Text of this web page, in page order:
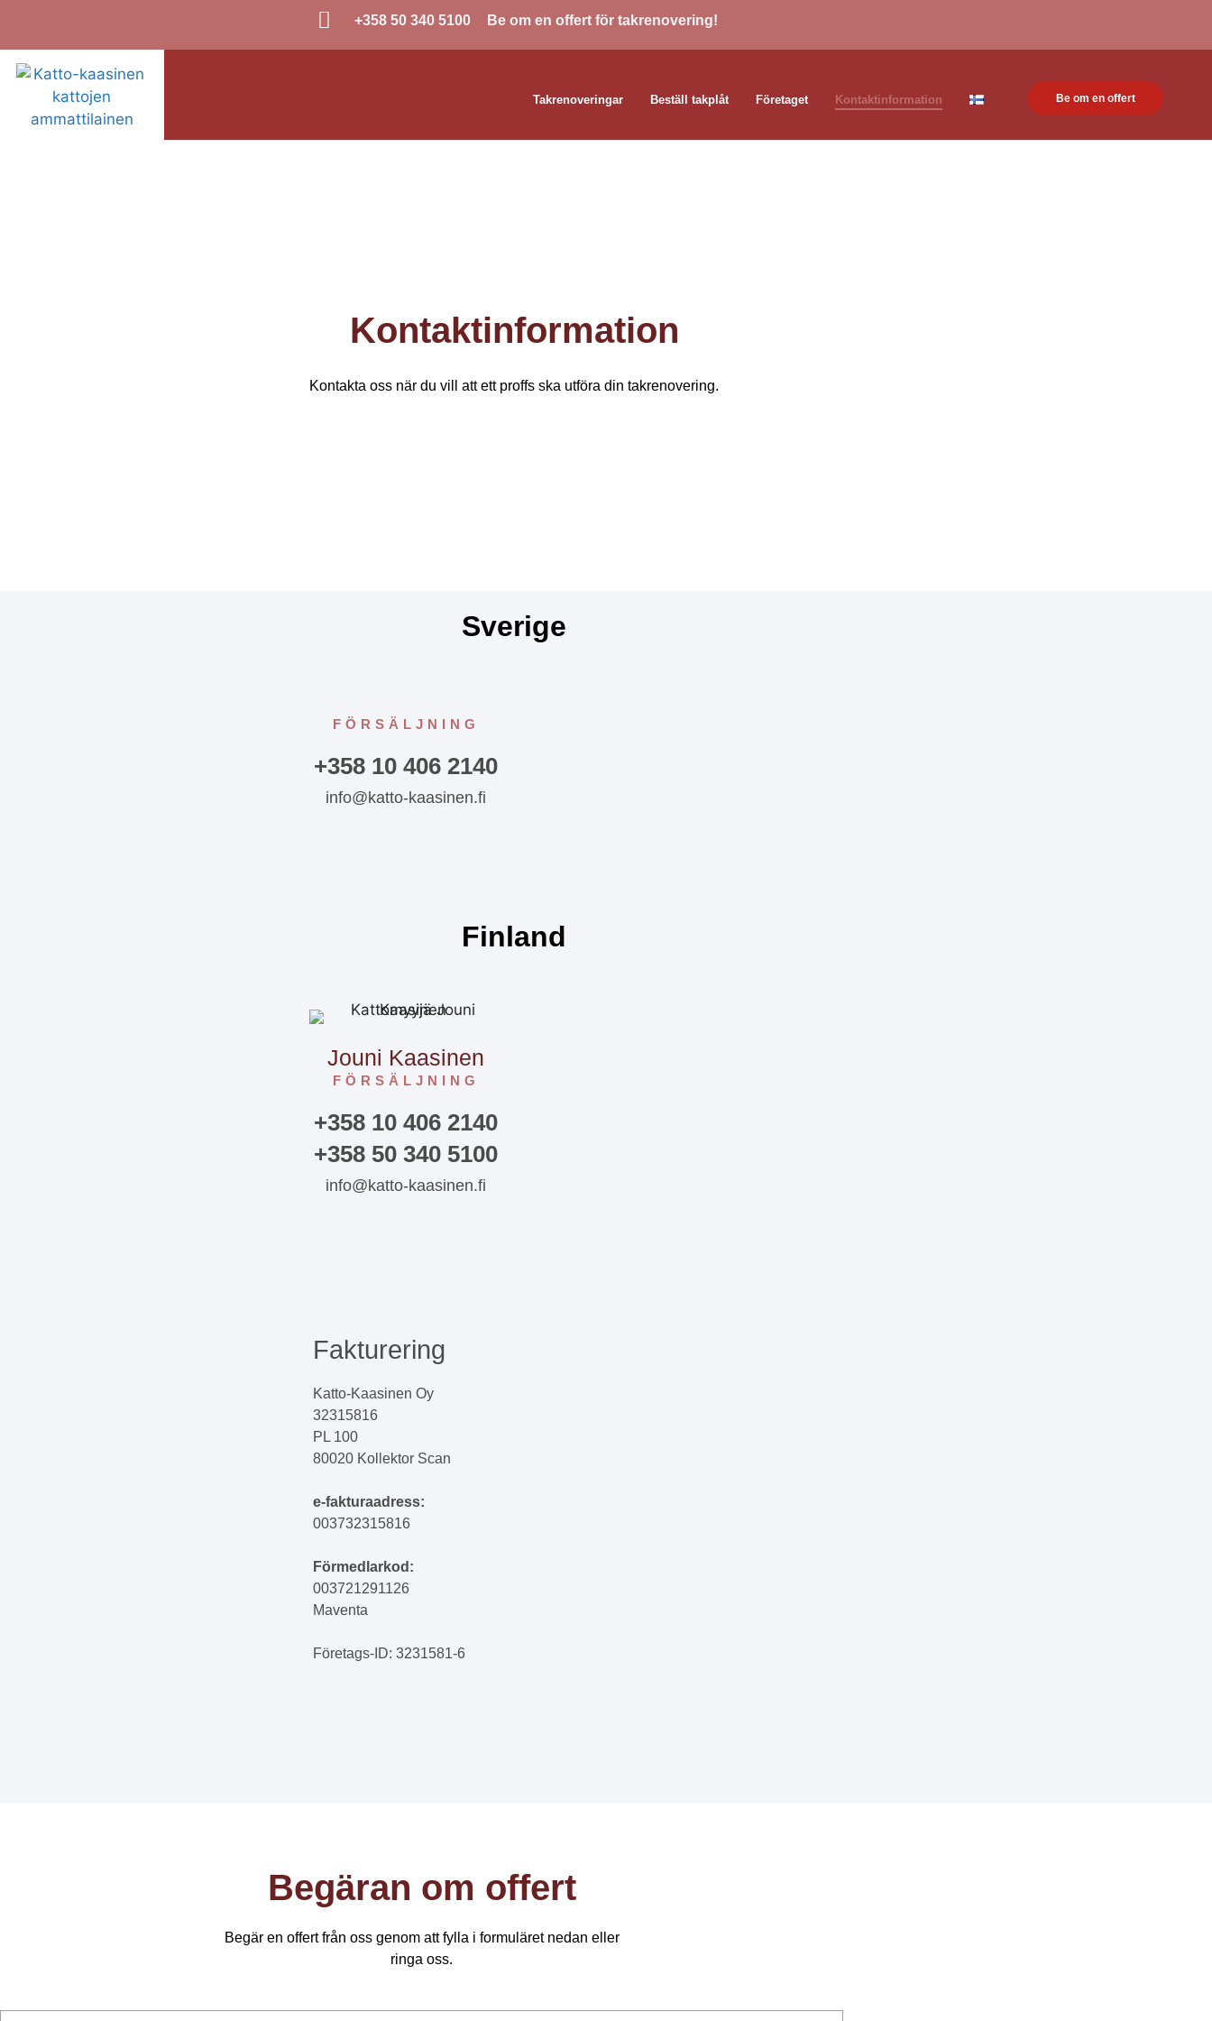
+358 50 340 5100 Be om en offert för takrenovering!
Takrenoveringar Beställ takplåt Företaget Kontaktinformation Be om en offert
Kontaktinformation
Kontakta oss när du vill att ett proffs ska utföra din takrenovering.
Sverige
FÖRSÄLJNING
+358 10 406 2140
info@katto-kaasinen.fi
Finland
Jouni Kaasinen
FÖRSÄLJNING
+358 10 406 2140
+358 50 340 5100
info@katto-kaasinen.fi
Fakturering
Katto-Kaasinen Oy
32315816
PL 100
80020 Kollektor Scan
e-fakturaadress:
003732315816
Förmedlarkod:
003721291126
Maventa
Företags-ID: 3231581-6
Begäran om offert
Begär en offert från oss genom att fylla i formuläret nedan eller
ringa oss.